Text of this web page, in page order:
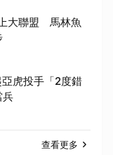
大聯盟 馬林魚
虎投手「2度錯
兵
查看更多